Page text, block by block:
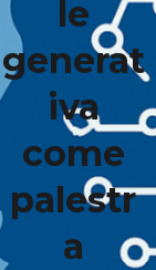
le
generat
iva
come
palestr
a